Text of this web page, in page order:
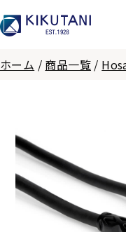
ホーム / 商品一覧 /